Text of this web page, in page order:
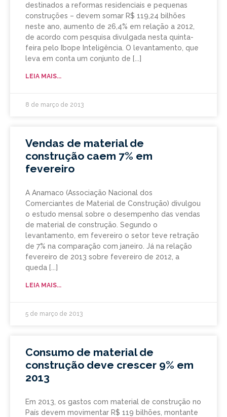
destinados a reformas residenciais e pequenas
construções – devem somar R$ 119,24 bilhões
neste ano, aumento de 26,4% em relação a 2012,
de acordo com pesquisa divulgada nesta quinta-
feira pelo Ibope Inteligência. O levantamento, que
leva em conta um conjunto de
LEIA MAIS...
8 de março de 2013
Vendas de material de
construção caem 7% em
fevereiro
A Anamaco (Associação Nacional dos
Comerciantes de Material de Construção) divulgou
o estudo mensal sobre o desempenho das vendas
de material de construção. Segundo o
levantamento, em fevereiro o setor teve retração
de 7% na comparação com janeiro. Já na relação
fevereiro de 2013 sobre fevereiro de 2012, a
queda
LEIA MAIS...
5 de março de 2013
Consumo de material de
construção deve crescer 9% em
2013
Em 2013, os gastos com material de construção no
País devem movimentar R$ 119 bilhões, montante